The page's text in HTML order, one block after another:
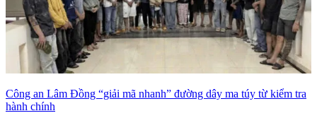
Công an Lâm Đồng “giải mã nhanh” đường dây ma túy từ kiểm tra
hành chính